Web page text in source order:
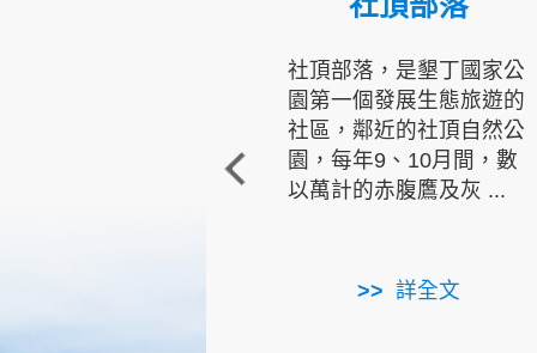
社頂部落，是墾丁國家公
園第一個發展生態旅遊的
社區，鄰近的社頂自然公
園，每年9、10月間，數
以萬計的赤腹鷹及灰 ...
詳全文